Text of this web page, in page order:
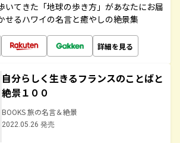
いてきた「地球の歩き方」があなたにお届
せるハワイの名言と癒やしの絶景集
詳細を見る
自分らしく生きるフランスのことばと
絶景１００
BOOKS 旅の名言＆絶景
2022.05.26 発売